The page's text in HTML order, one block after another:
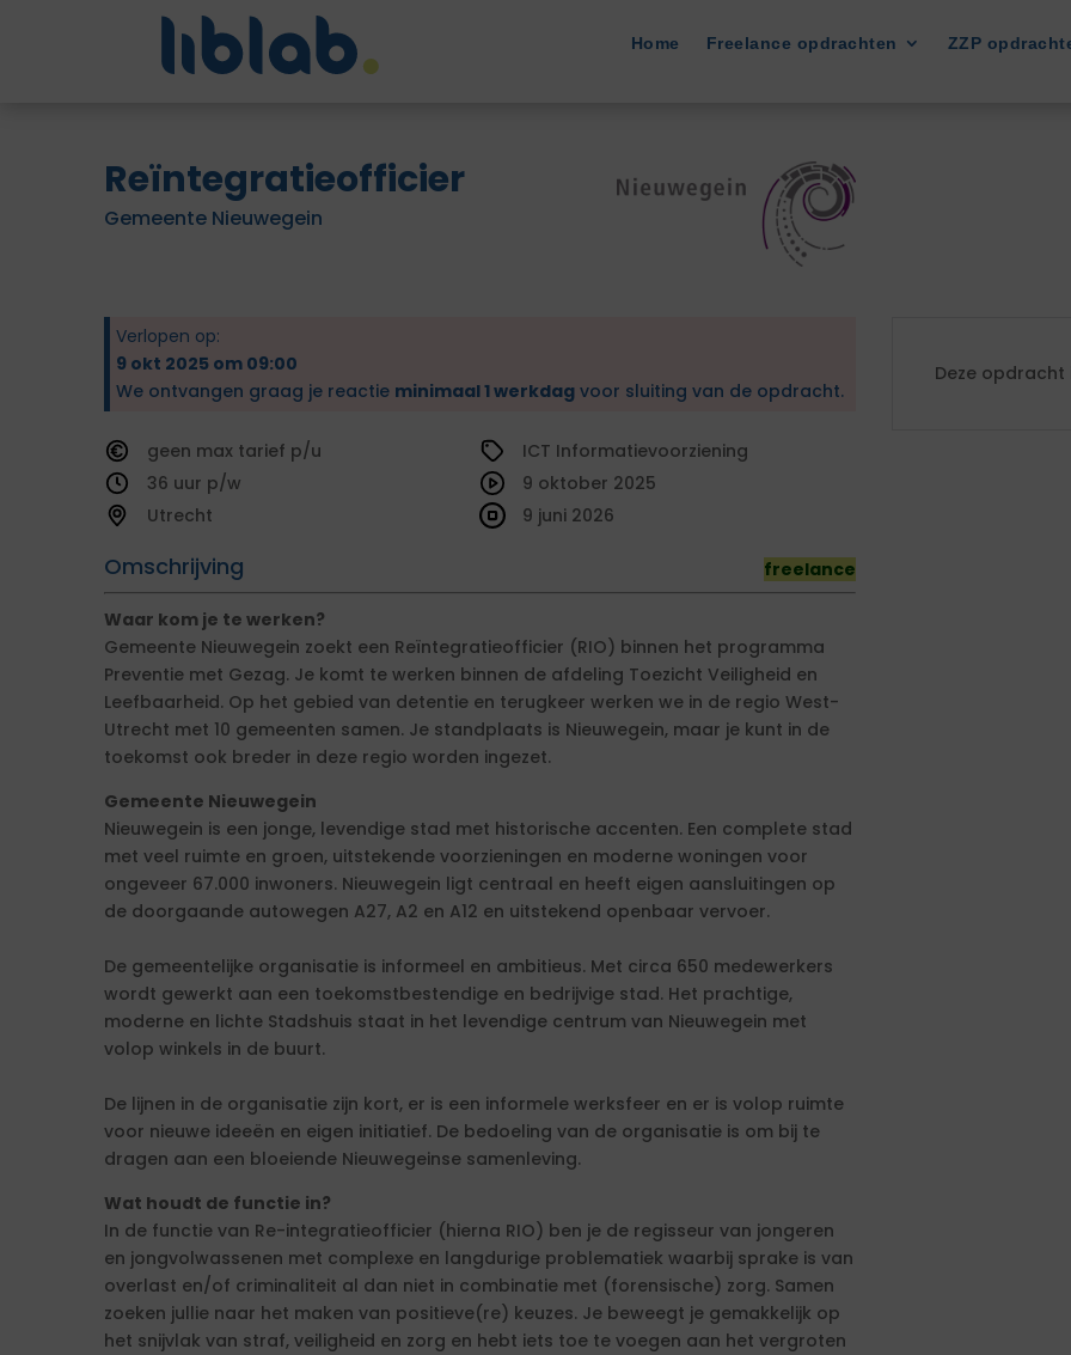
Home Freelance opdrachten ZZP
Reïntegratieofficier
Gemeente Nieuwegein
Verlopen op:
9 okt 2025 om 09:00
We ontvangen graag je reactie minimaal 1 werkdag voor sluiting van de opdracht.
geen
tarief
36
Utrecht
ICT Informatievoorziening
Omschrijving freelance
9 oktober 2025
9 juni 2026
Waar kom je te werken?
Gemeente Nieuwegein zoekt een Reïntegratieofficier (RIO) binnen het programma
Preventie met Gezag. Je komt te werken binnen de afdeling Toezicht Veiligheid en
Leefbaarheid. Op het gebied van detentie en terugkeer werken we in de regio West-
Utrecht met 10 gemeenten samen. Je standplaats is Nieuwegein, maar je kunt in de
toekomst ook breder in deze regio worden ingezet.
Gemeente Nieuwegein
Nieuwegein is een jonge, levendige stad met historische accenten. Een complete stad
met veel ruimte en groen, uitstekende voorzieningen en moderne woningen voor
ongeveer 67.000 inwoners. Nieuwegein ligt centraal en heeft eigen aansluitingen op
de doorgaande autowegen A27, A2 en A12 en uitstekend openbaar vervoer.
De gemeentelijke organisatie is informeel en ambitieus. Met circa 650 medewerkers
wordt gewerkt aan een toekomstbestendige en bedrijvige stad. Het prachtige,
moderne en lichte Stadshuis staat in het levendige centrum van Nieuwegein met
volop winkels in de buurt.
De lijnen in de organisatie zijn kort, er is een informele werksfeer en er is volop ruimte
voor nieuwe ideeën en eigen initiatief. De bedoeling van de organisatie is om bij te
dragen aan een bloeiende Nieuwegeinse samenleving.
Wat houdt de functie in?
In de functie van Re-integratieofficier (hierna RIO) ben je de regisseur van jongeren
en jongvolwassenen met complexe en langdurige problematiek waarbij sprake is van
overlast en/of criminaliteit al dan niet in combinatie met (forensische) zorg. Samen
zoeken jullie naar het maken van positieve(re) keuzes. Je beweegt je gemakkelijk op
het snijvlak van straf, veiligheid en zorg en hebt iets toe te voegen aan het vergroten
Deze opdracht